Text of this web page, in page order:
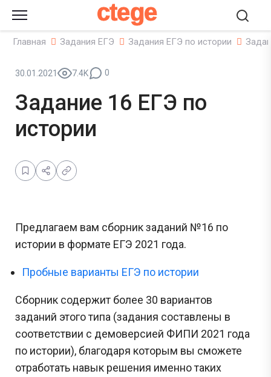
ctege
Главная Задания ЕГЭ Задания ЕГЭ по истории
30.01.2021 7.4K 0
Задание 16 ЕГЭ по
истории
Предлагаем вам сборник заданий №16 по
истории в формате ЕГЭ 2021 года.
Пробные варианты ЕГЭ по истории
Сборник содержит более 30 вариантов
заданий этого типа (задания составлены в
соответствии с демоверсией ФИПИ 2021 года
по истории), благодаря которым вы сможете
отработать навык решения именно таких